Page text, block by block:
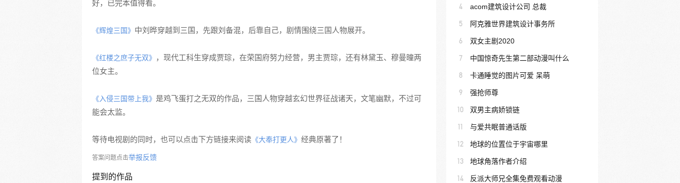
好，已完本值得看。
《辉煌三国》 中刘晔穿越到三国，先跟刘备混，后靠自己，剧情围绕三国人物展开。
《红楼之庶子无双》 ，现代工科生穿成贾琮，在荣国府努力经营，男主贾琮，还有林黛玉、穆曼曈两
位女主。
《入侵三国带上我》 是鸡飞蛋打之无双的作品，三国人物穿越玄幻世界征战诸天，文笔幽默，不过可
能会太监。
等待电视剧的同时，也可以点击下方链接来阅读 《大奉打更人》 经典原著了！
答案问题点击举报反馈
提到的作品
4 acom建筑设计公司 总裁
5 阿克雅世界建筑设计事务所
6 双女主剧2020
7 中国惊奇先生第二部动漫叫什么
8 卡通睡觉的图片可爱 呆萌
9 强抢师尊
10 双男主病娇锁链
11 与爱共眠普通话版
12 地球的位置位于宇宙哪里
13 地球角落作者介绍
14 反派大师兄全集免费观看动漫